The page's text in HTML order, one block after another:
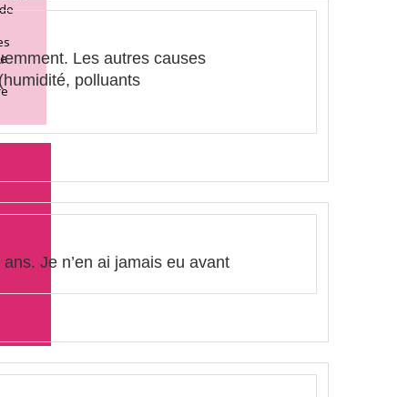
Les autres causes
polluants
Je n’en ai jamais eu avant